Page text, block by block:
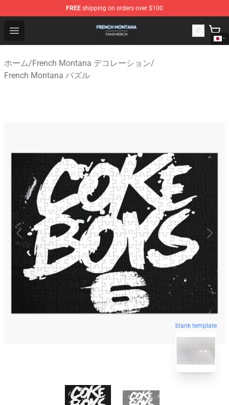
FREE shipping on orders over $100
Open menu
French Montana Shop - Official French Montana
ホーム/French Montana デコレーション/
French Montana パズル
blank template